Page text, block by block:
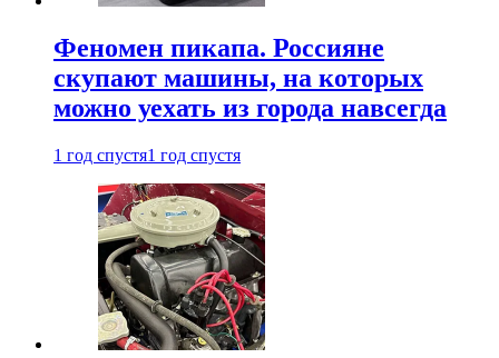
Феномен пикапа. Россияне
скупают машины, на которых
можно уехать из города навсегда
1 год спустя1 год спустя